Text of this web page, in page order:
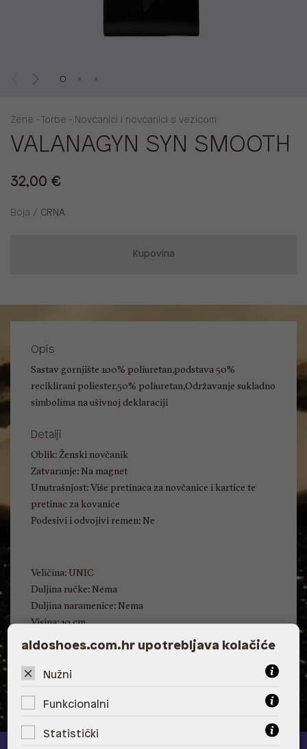
Žene - Torbe - Novčanici i novčanici s vezicom
VALANAGYN SYN SMOOTH
32,00 €
Boja / CRNA
Kupovina
Opis
Sastav gornjište 100% poliuretan,podstava 50%
reciklirani poliester,50% poliuretan,Održavanje sukladno
simbolima na ušivnoj deklaraciji
Detalji
Oblik: Ženski novčanik
Zatvaranje: Na magnet
Unutrašnjost: Više pretinaca za novčanice i kartice te
pretinac za kovanice
Podesivi i odvojivi remen: Ne
Veličina: UNIC
Duljina ručke: Nema
Duljina naramenice: Nema
Visina: 10 cm
Širina: 13 cm
aldoshoes.com.hr upotrebljava kolačiće
Nužni
Funkcionalni
Statistički